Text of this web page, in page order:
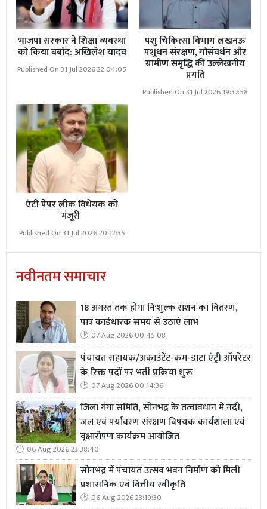
भाजपा सरकार ने शिक्षा व्यवस्था
को किया बर्बाद: अखिलेश यादव
Published On 31 Jul 2026 22:04:05
पशु चिकित्सा विभाग लखनऊ
पशुधन संरक्षण, गौसंवर्धन और
ग्रामीण समृद्धि की उल्लेखनीय
प्रगति
Published On 31 Jul 2026 19:37:58
एंटी पेपर लीक विधेयक को
मंजूरी
Published On 31 Jul 2026 20:12:35
नवीनतम समाचार
18 अगस्त तक होगा निःशुल्क राशन का वितरण,
पात्र कार्डधारक समय से उठाएं लाभ
07 Aug 2026 00:45:08
पंचायत सहायक/अकाउंटेंट-कम-डाटा एंट्री ऑपरेटर
के रिक्त पदों पर भर्ती प्रक्रिया शुरू
07 Aug 2026 00:14:36
जिला गंगा समिति, सोनभद्र के तत्वावधान में नदी,
जल एवं पर्यावरण संरक्षण विषयक कार्यशाला एवं
वृक्षारोपण कार्यक्रम आयोजित
06 Aug 2026 23:38:40
सोनभद्र में पंचायत उत्सव भवन निर्माण को मिली
प्रशासनिक एवं वित्तीय स्वीकृति
06 Aug 2026 23:19:30